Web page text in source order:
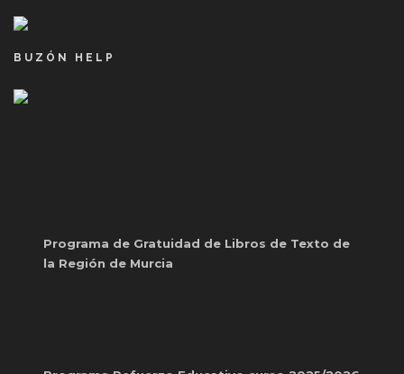
BUZÓN HELP
Programa de Gratuidad de Libros de Texto de
la Región de Murcia